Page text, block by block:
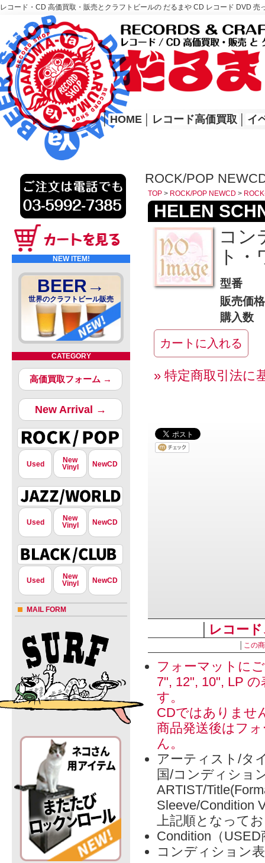
レコード・CD 高価買取・販売とクラフトビールの だるまや CD レコード DVD
レコード高価買取はこちら
HOME
│ HOME レコード高価買取 イ
NEW ITEM!
BEER→
世界のクラフトビール販売
CATEGORY
高価買取フォーム →
New Arrival →
Used
New
Vinyl
NewCD
Used
New
Vinyl
NewCD
Used
New
Vinyl
NewCD
MAIL FORM
ROCK/POP
TOP > ROCK/POP NEWCD >
HELEN
コン
ト
型番
販売価格
購入数
» 特定商取引法に
レコー
この
フォーマットに
7", 12", 10", LP
す。
CDではありませ
商品発送後はフ
ん。
アーティスト/タ
国/コンディショ
ARTIST/
Sleeve/Condition
上記順となって
Condition（
コンディション